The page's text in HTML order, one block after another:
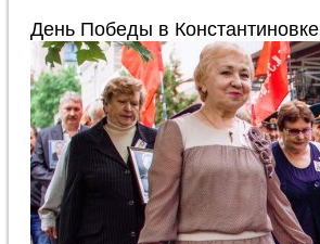
День Победы в Константиновке